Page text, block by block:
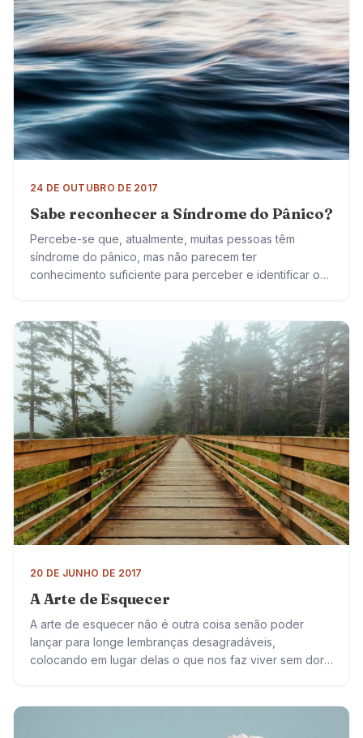
24 DE OUTUBRO DE 2017
Sabe reconhecer a Síndrome do Pânico?
Percebe-se que, atualmente, muitas pessoas têm
síndrome do pânico, mas não parecem ter
conhecimento suficiente para perceber e identificar o
20 DE JUNHO DE 2017
A Arte de Esquecer
A arte de esquecer não é outra coisa senão poder
lançar para longe lembranças desagradáveis,
colocando em lugar delas o que nos faz viver sem dor.